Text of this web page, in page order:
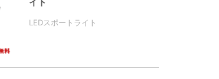
イト
LEDスポートライト